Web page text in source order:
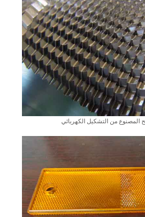
المصنوع من التشكيل الكهربائي